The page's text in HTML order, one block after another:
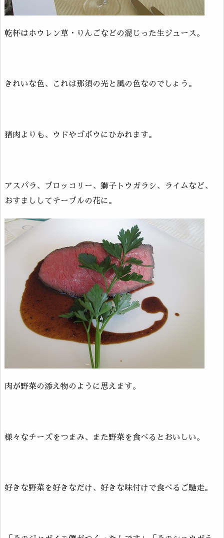
乾杯はホウレン草・りんごなどの混じった生ジュース。
きれいな色、これは那須の光と風の色なのでしょう。
猪肉よりも、ウドやゴボウにひかれます。
アスパラ、ブロッコリー、獅子トウガラシ、ライムなど、
おすまししてテーブルの花に。
肉が野菜の添え物のように思えます。
様々なチーズをつまみ、また野菜を食べるとおいしい。
好きな野菜を好きなだけ、好きな味付けで食べるご馳走。